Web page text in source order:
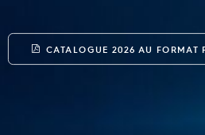
CATALOGUE 2026 AU FORMAT